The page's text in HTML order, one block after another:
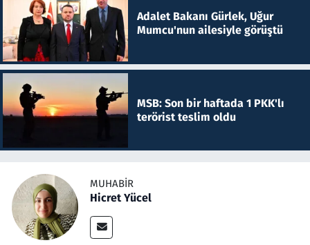
Adalet Bakanı Gürlek, Uğur
Mumcu'nun ailesiyle görüştü
MSB: Son bir haftada 1 PKK'lı
terörist teslim oldu
MUHABIR
Hicret Yücel